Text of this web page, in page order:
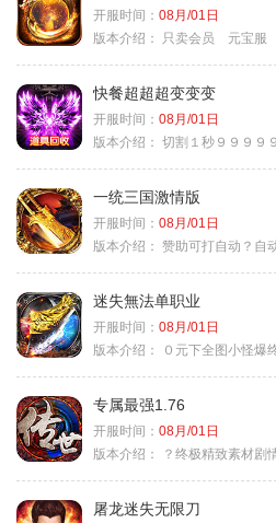
开服时间： 08月/01日
版本介绍：
只卖会员 元宝服 ０
快餐超超超变变变
开服时间： 08月/01日
版本介绍： 切割１秒９９９９９
一统三国激情版
开服时间： 08月/01日
版本介绍： 赞助可打自动？自
迷失無法单职业
开服时间： 08月/01日
版本介绍：
０元下全图小怪爆
专属最强1.76
开服时间： 08月/01日
版本介绍：
？终极精致素材剧
屠龙迷失无限刀